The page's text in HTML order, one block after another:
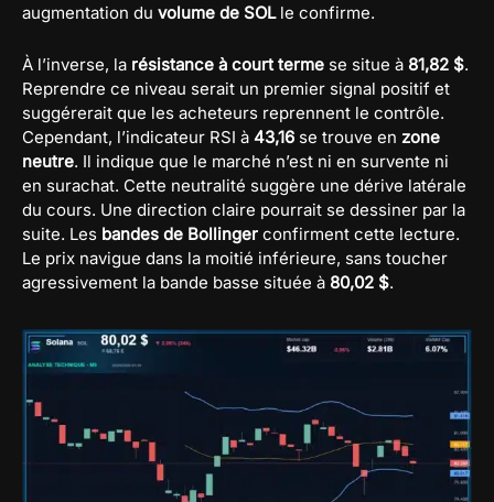
augmentation du volume de SOLle confirme.
À l’inverse, la résistance à court terme se situe à 81,82 $.
Reprendre ce niveau serait un premier signal positif et
suggérerait que les acheteurs reprennent le contrôle.
Cependant, l’indicateur RSI à 43,16 se trouve en zone
neutre. Il indique que le marché n’est ni en survente ni
en surachat. Cette neutralité suggère une dérive latérale
du cours. Une direction claire pourrait se dessiner par la
suite. Les bandes de Bollinger confirment cette lecture.
Le prix navigue dans la moitié inférieure, sans toucher
agressivement la bande basse située à 80,02 $.